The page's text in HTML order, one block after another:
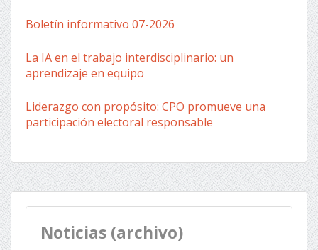
Boletín informativo 07-2026
La IA en el trabajo interdisciplinario: un
aprendizaje en equipo
Liderazgo con propósito: CPO promueve una
participación electoral responsable
Noticias (archivo)